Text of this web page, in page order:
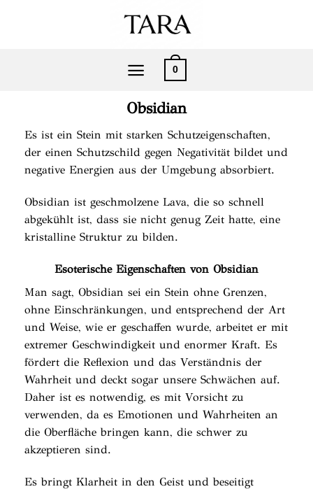
0
Obsidian
Es ist ein Stein mit starken Schutzeigenschaften,
der einen Schutzschild gegen Negativität bildet und
negative Energien aus der Umgebung absorbiert.
Obsidian ist geschmolzene Lava, die so schnell
abgekühlt ist, dass sie nicht genug Zeit hatte, eine
kristalline Struktur zu bilden.
Esoterische Eigenschaften von Obsidian
Man sagt, Obsidian sei ein Stein ohne Grenzen,
ohne Einschränkungen, und entsprechend der Art
und Weise, wie er geschaffen wurde, arbeitet er mit
extremer Geschwindigkeit und enormer Kraft. Es
fördert die Reflexion und das Verständnis der
Wahrheit und deckt sogar unsere Schwächen auf.
Daher ist es notwendig, es mit Vorsicht zu
verwenden, da es Emotionen und Wahrheiten an
die Oberfläche bringen kann, die schwer zu
akzeptieren sind.
Es bringt Klarheit in den Geist und beseitigt